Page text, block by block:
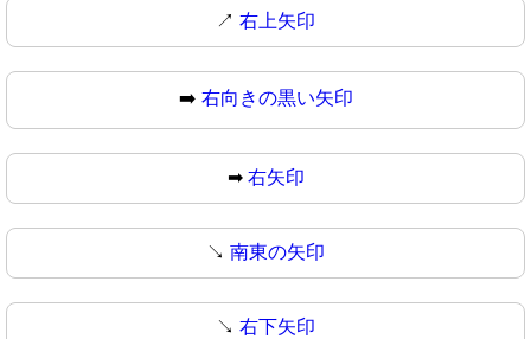
↗ 右上矢印
➡️ 右向きの黒い矢印
➡ 右矢印
↘️ 南東の矢印
↘ 右下矢印